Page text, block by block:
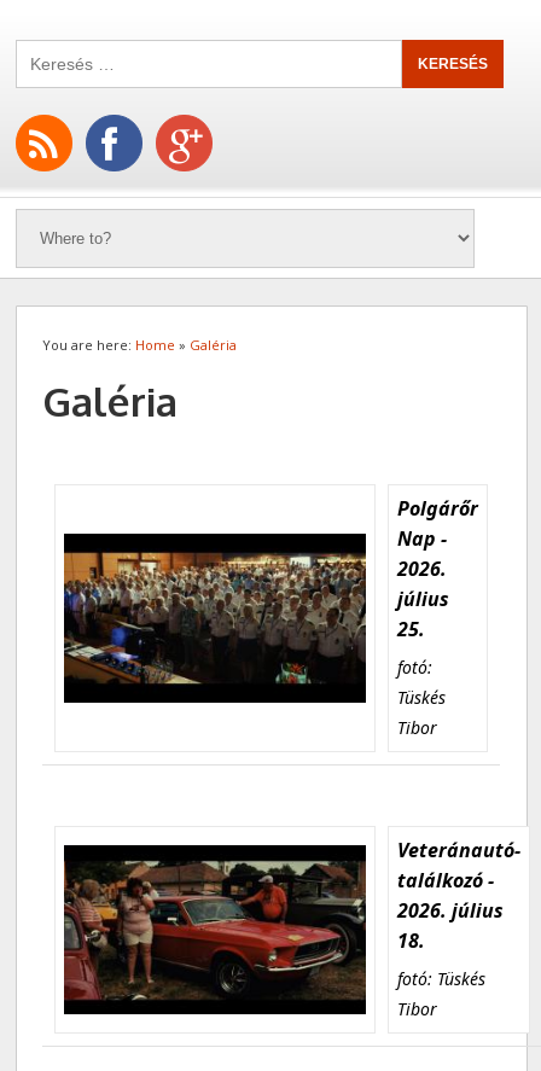
You are here: Home » Galéria
Galéria
Polgárőr
Nap -
2026.
július
25.
fotó:
Tüskés
Tibor
Veteránautó-
találkozó -
2026. július
18.
fotó: Tüskés
Tibor